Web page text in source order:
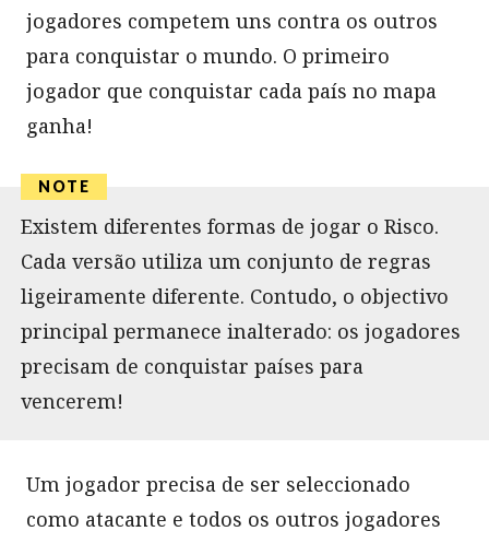
jogadores competem uns contra os outros
para conquistar o mundo. O primeiro
jogador que conquistar cada país no mapa
ganha!
Existem diferentes formas de jogar o Risco.
Cada versão utiliza um conjunto de regras
ligeiramente diferente. Contudo, o objectivo
principal permanece inalterado: os jogadores
precisam de conquistar países para
vencerem!
Um jogador precisa de ser seleccionado
como atacante e todos os outros jogadores